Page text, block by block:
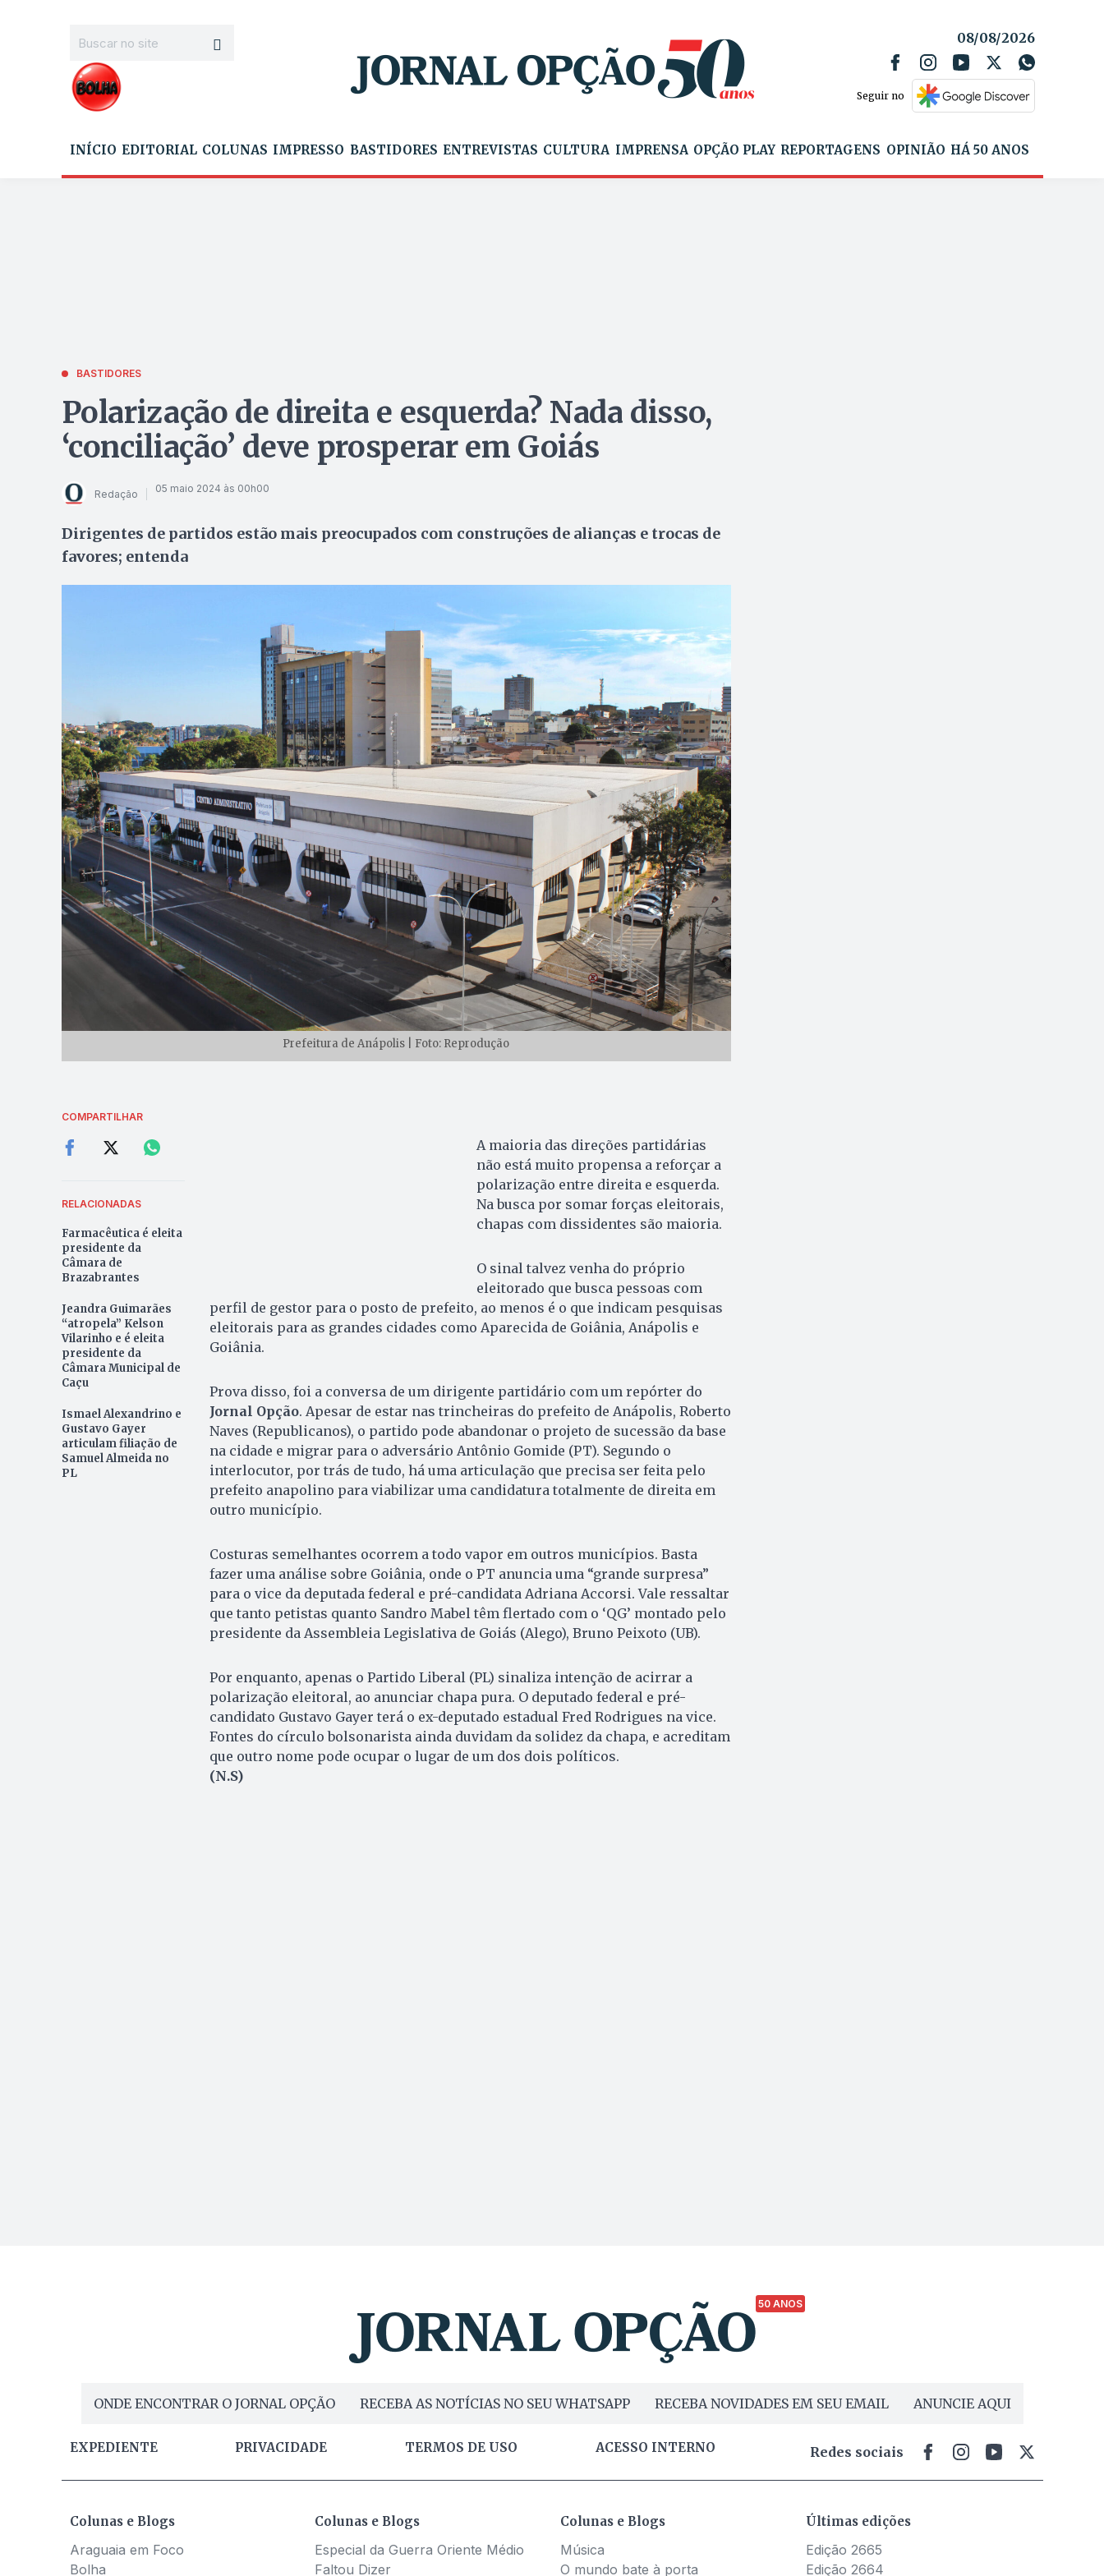
08/08/2026
Seguir no
INÍCIO EDITORIAL COLUNAS IMPRESSO BASTIDORES ENTREVISTAS CULTURA IMPRENSA OPÇÃO PLAY REPORTAGENS OPINIÃO HÁ 50 ANOS
BASTIDORES
Polarização de direita e esquerda? Nada disso,
‘conciliação’ deve prosperar em Goiás
Redação 05 maio 2024 às 00h00
Dirigentes de partidos estão mais preocupados com construções de alianças e trocas de
favores; entenda
Prefeitura de Anápolis | Foto: Reprodução
COMPARTILHAR
RELACIONADAS
Farmacêutica é eleita
presidente da
Câmara de
Brazabrantes
Jeandra Guimarães
“atropela” Kelson
Vilarinho e é eleita
presidente da
Câmara Municipal de
Caçu
Ismael Alexandrino e
Gustavo Gayer
articulam filiação de
Samuel Almeida no
PL
A maioria das direções partidárias
não está muito propensa a reforçar a
polarização entre direita e esquerda.
Na busca por somar forças eleitorais,
chapas com dissidentes são maioria.
O sinal talvez venha do próprio
eleitorado que busca pessoas com
perfil de gestor para o posto de prefeito, ao menos é o que indicam pesquisas
eleitorais para as grandes cidades como Aparecida de Goiânia, Anápolis e
Goiânia.
Prova disso, foi a conversa de um dirigente partidário com um repórter do
Jornal Opção. Apesar de estar nas trincheiras do prefeito de Anápolis, Roberto
Naves (Republicanos), o partido pode abandonar o projeto de sucessão da base
na cidade e migrar para o adversário Antônio Gomide (PT). Segundo o
interlocutor, por trás de tudo, há uma articulação que precisa ser feita pelo
prefeito anapolino para viabilizar uma candidatura totalmente de direita em
outro município.
Costuras semelhantes ocorrem a todo vapor em outros municípios. Basta
fazer uma análise sobre Goiânia, onde o PT anuncia uma “grande surpresa”
para o vice da deputada federal e pré-candidata Adriana Accorsi. Vale ressaltar
que tanto petistas quanto Sandro Mabel têm flertado com o ‘QG’ montado pelo
presidente da Assembleia Legislativa de Goiás (Alego), Bruno Peixoto (UB).
Por enquanto, apenas o Partido Liberal (PL) sinaliza intenção de acirrar a
polarização eleitoral, ao anunciar chapa pura. O deputado federal e pré-
candidato Gustavo Gayer terá o ex-deputado estadual Fred Rodrigues na vice.
Fontes do círculo bolsonarista ainda duvidam da solidez da chapa, e acreditam
que outro nome pode ocupar o lugar de um dos dois políticos.
(N.S)
50 ANOS
ONDE ENCONTRAR O JORNAL OPÇÃO RECEBA AS NOTÍCIAS NO SEU WHATSAPP RECEBA NOVIDADES EM SEU EMAIL ANUNCIE AQUI
EXPEDIENTE PRIVACIDADE TERMOS DE USO ACESSO INTERNO Redes sociais
Colunas e Blogs
Araguaia em Foco
Bolha
Colunas e Blogs
Especial da Guerra Oriente Médio
Faltou Dizer
Colunas e Blogs
Música
O mundo bate à porta
Últimas edições
Edição 2665
Edição 2664